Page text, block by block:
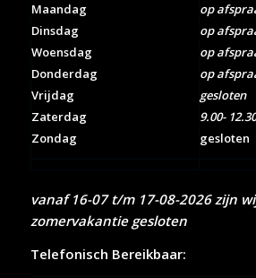
Maandag
Dinsdag
Woensdag
Donderdag
Vrijdag
Zaterdag
Zondag
op
op
op
op
gesloten
9.00- 12.30
gesloten
vanaf 16-07 t/m 17-08-2026 zijn
zomervakantie gesloten
Telefonisch Bereikbaar: